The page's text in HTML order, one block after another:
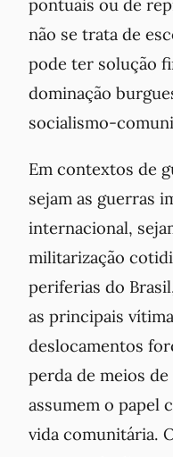
pontuais ou de
não se trata de
pode ter solução
dominação
socialismo-
Em contextos de
sejam as guerras
internacional,
militarização
periferias do
as principais
deslocamentos
perda de meios
assumem o papel
vida comunitária.